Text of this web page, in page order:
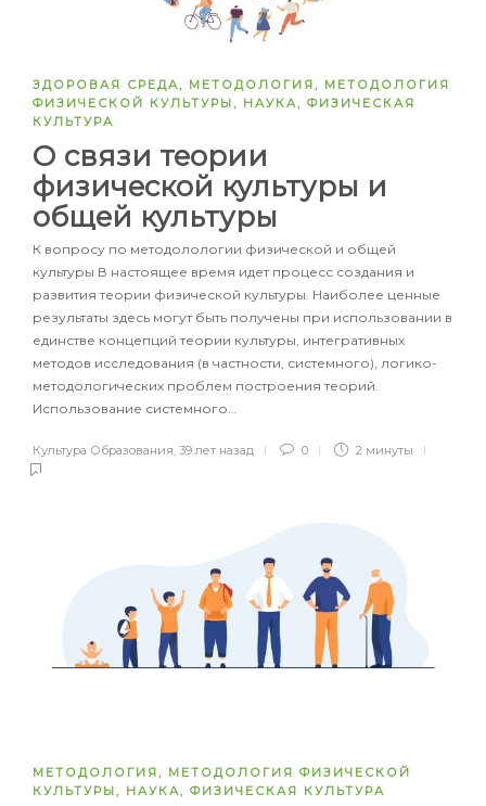
ЗДОРОВАЯ СРЕДА, МЕТОДОЛОГИЯ, МЕТОДОЛОГИЯ
ФИЗИЧЕСКОЙ КУЛЬТУРЫ, НАУКА, ФИЗИЧЕСКАЯ
КУЛЬТУРА
О связи теории
физической культуры и
общей культуры
К вопросу по методолологии физической и общей
культуры В настоящее время идет процесс создания и
развития теории физической культуры. Наиболее ценные
результаты здесь могут быть получены при использовании в
единстве концепций теории культуры, интегративных
методов исследования (в частности, системного), логико-
методологических проблем построения теорий.
Использование системного…
Культура Образования, 39 лет назад 0 2 минуты
МЕТОДОЛОГИЯ , МЕТОДОЛОГИЯ ФИЗИЧЕСКОЙ
КУЛЬТУРЫ , НАУКА , ФИЗИЧЕСКАЯ КУЛЬТУРА